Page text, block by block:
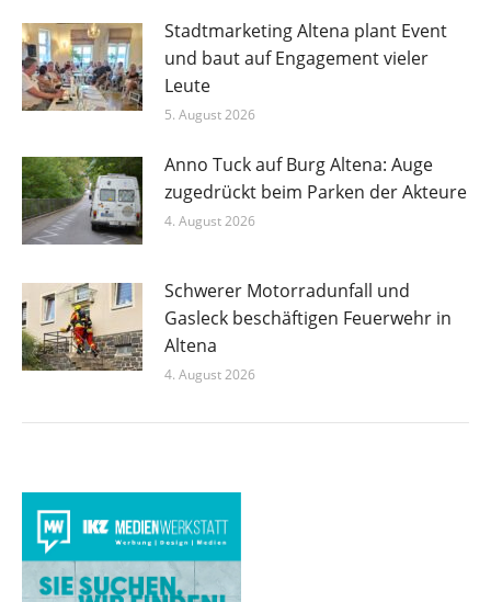
Stadtmarketing Altena plant Event
und baut auf Engagement vieler
Leute
5. August 2026
Anno Tuck auf Burg Altena: Auge
zugedrückt beim Parken der Akteure
4. August 2026
Schwerer Motorradunfall und
Gasleck beschäftigen Feuerwehr in
Altena
4. August 2026